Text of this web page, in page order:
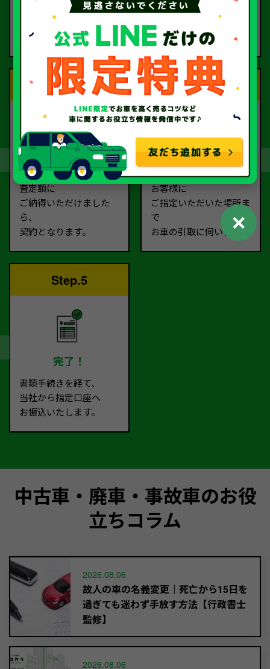
お電話または査定フォー
ご依頼ください。
査定のプロが
お電話で回答いたしま
す。
Step.3
契約
査定額に
ご納得いただけました
ら、
契約となります。
Step.4
お引取り
お客様に
ご指定いただいた場所ま
で
お車の引取に伺います。
Step.5
完了！
書類手続きを経て、
当社から指定口座へ
お振込いたします。
中古車・廃車・事故車のお役
立ちコラム
2026.08.06
故人の車の名義変更｜死亡から15日を
過ぎても迷わず手放す方法【行政書士
監修】
2026.08.06
✕